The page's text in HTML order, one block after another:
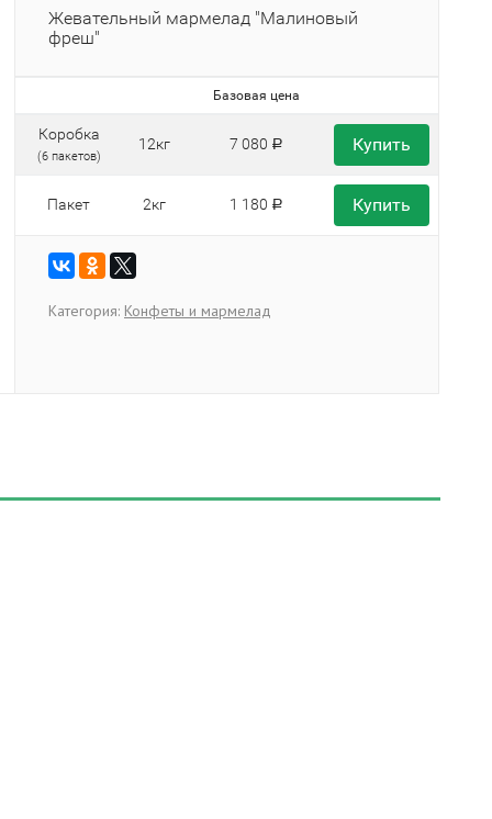
Жевательный мармелад "Малиновый
фреш"
Базовая цена
Коробка
(6 пакетов)
12кг 7 080 Р Купить
Пакет 2кг 1 180 Р Купить
Категория: Конфеты и мармелад